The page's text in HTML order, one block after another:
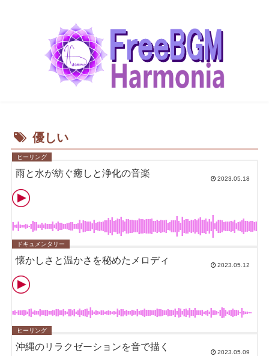
優しい
雨と水が紡ぐ癒しと浄化の音楽
2023.05.18
ヒーリング
懐かしさと温かさを秘めたメロディ
2023.05.12
ドキュメンタリー
沖縄のリラクゼーションを音で描く
2023.05.09
ヒーリング